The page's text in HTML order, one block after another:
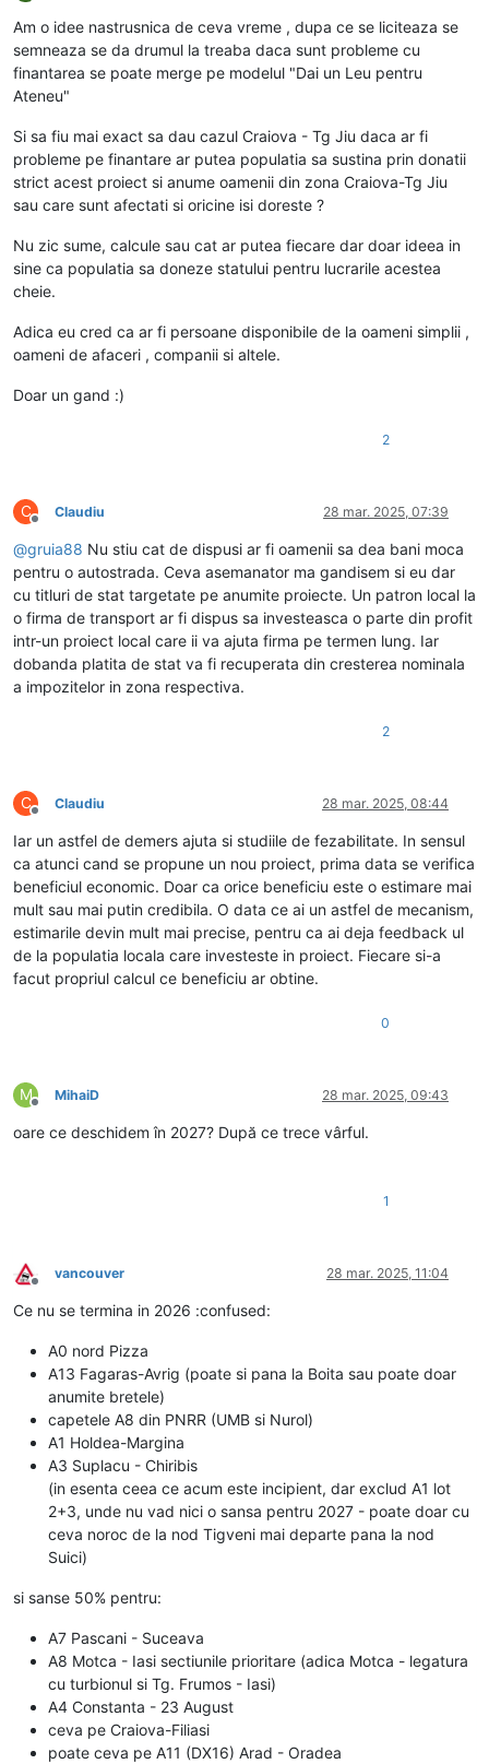
Am o idee nastrusnica de ceva vreme , dupa ce se liciteaza se
semneaza se da drumul la treaba daca sunt probleme cu
finantarea se poate merge pe modelul "Dai un Leu pentru
Ateneu"
Si sa fiu mai exact sa dau cazul Craiova - Tg Jiu daca ar fi
probleme pe finantare ar putea populatia sa sustina prin donatii
strict acest proiect si anume oamenii din zona Craiova-Tg Jiu
sau care sunt afectati si oricine isi doreste ?
Nu zic sume, calcule sau cat ar putea fiecare dar doar ideea in
sine ca populatia sa doneze statului pentru lucrarile acestea
cheie.
Adica eu cred ca ar fi persoane disponibile de la oameni simplii ,
oameni de afaceri , companii si altele.
Doar un gand :)
2
C
Deconectat
Claudiu 28 mar. 2025, 07:39
@gruia88 Nu stiu cat de dispusi ar fi oamenii sa dea bani moca
pentru o autostrada. Ceva asemanator ma gandisem si eu dar
cu titluri de stat targetate pe anumite proiecte. Un patron local la
o firma de transport ar fi dispus sa investeasca o parte din profit
intr-un proiect local care ii va ajuta firma pe termen lung. Iar
dobanda platita de stat va fi recuperata din cresterea nominala
a impozitelor in zona respectiva.
2
C
Deconectat
Claudiu 28 mar. 2025, 08:44
Iar un astfel de demers ajuta si studiile de fezabilitate. In sensul
ca atunci cand se propune un nou proiect, prima data se verifica
beneficiul economic. Doar ca orice beneficiu este o estimare mai
mult sau mai putin credibila. O data ce ai un astfel de mecanism,
estimarile devin mult mai precise, pentru ca ai deja feedback ul
de la populatia locala care investeste in proiect. Fiecare si-a
facut propriul calcul ce beneficiu ar obtine.
0
M
Deconectat
MihaiD 28 mar. 2025, 09:43
oare ce deschidem în 2027? După ce trece vârful.
1
Deconectat
vancouver 28 mar. 2025, 11:04
Ce nu se termina in 2026 :confused:
A0 nord Pizza
A13 Fagaras-Avrig (poate si pana la Boita sau poate doar
anumite bretele)
capetele A8 din PNRR (UMB si Nurol)
A1 Holdea-Margina
A3 Suplacu - Chiribis
(in esenta ceea ce acum este incipient, dar exclud A1 lot
2+3, unde nu vad nici o sansa pentru 2027 - poate doar cu
ceva noroc de la nod Tigveni mai departe pana la nod
Suici)
si sanse 50% pentru:
A7 Pascani - Suceava
A8 Motca - Iasi sectiunile prioritare (adica Motca - legatura
cu turbionul si Tg. Frumos - Iasi)
A4 Constanta - 23 August
ceva pe Craiova-Filiasi
poate ceva pe A11 (DX16) Arad - Oradea